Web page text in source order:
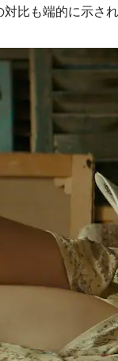
比も端的に示さ